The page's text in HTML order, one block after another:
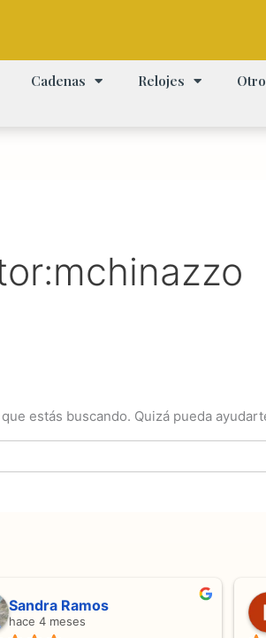
Cadenas Relojes
estás buscando. Quizá pueda
Sandra Ramos
hace 4 meses